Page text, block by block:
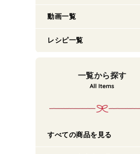
動画一覧
レシピ一覧
一覧から探す
すべての商品を見る